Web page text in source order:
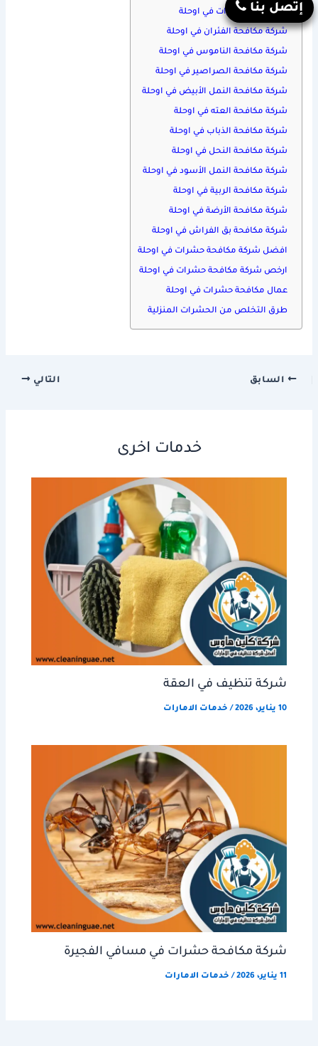
شركة رش حشرات في اوحلة
شركة مكافحة الفئران في اوحلة
شركة مكافحة الناموس في اوحلة
شركة مكافحة الصراصير في اوحلة
شركة مكافحة النمل الأبيض في اوحلة
شركة مكافحة العته في اوحلة
شركة مكافحة الذباب في اوحلة
شركة مكافحة النحل في اوحلة
شركة مكافحة النمل الأسود في اوحلة
شركة مكافحة الربية في اوحلة
شركة مكافحة الأرضة في اوحلة
شركة مكافحة بق الفراش في اوحلة
افضل شركة مكافحة حشرات في اوحلة
ارخص شركة مكافحة حشرات في اوحلة
عمال مكافحة حشرات في اوحلة
طرق التخلص من الحشرات المنزلية
السابق التالي
خدمات اخرى
شركة تنظيف في العقة
10 يناير، 2026 / خدمات الامارات
شركة مكافحة حشرات في مسافي الفجيرة
11 يناير، 2026 / خدمات الامارات
إتصل بنا